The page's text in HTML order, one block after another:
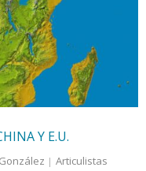
Y E.U.
Articulistas